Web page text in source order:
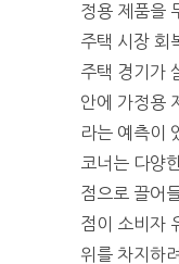
정용 제품을
주택 시장 회
주택 경기가
안에 가정용
라는 예측이
코너는 다양
점으로 끌어
점이 소비자
위를 차지하